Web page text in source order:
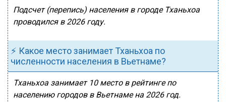
Подсчет (перепись) населения в городе Тханьхоа
проводился в 2026 году.
⚡ Какое место занимает Тханьхоа по
численности населения в Вьетнаме?
Тханьхоа занимает 10 место в рейтинге по
населению городов в Вьетнаме на 2026 год.